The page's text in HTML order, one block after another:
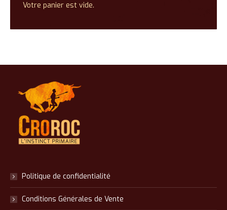
Votre panier est vide.
Politique de confidentialité
Conditions Générales de Vente